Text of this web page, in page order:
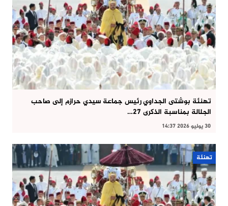
تهنئة بوشتى الجداوي رئيس جماعة سيدي حرازم إلى صاحب
الجلالة بمناسبة الذكرى 27…
30 يوليو 2026 14:37
تهنئة